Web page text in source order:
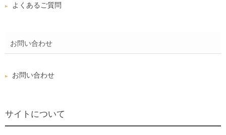
よくあるご質問
お問い合わせ
お問い合わせ
サイトについて